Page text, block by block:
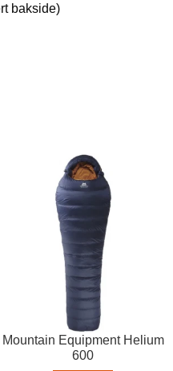
bakside)
Mountain Equipment Helium
600